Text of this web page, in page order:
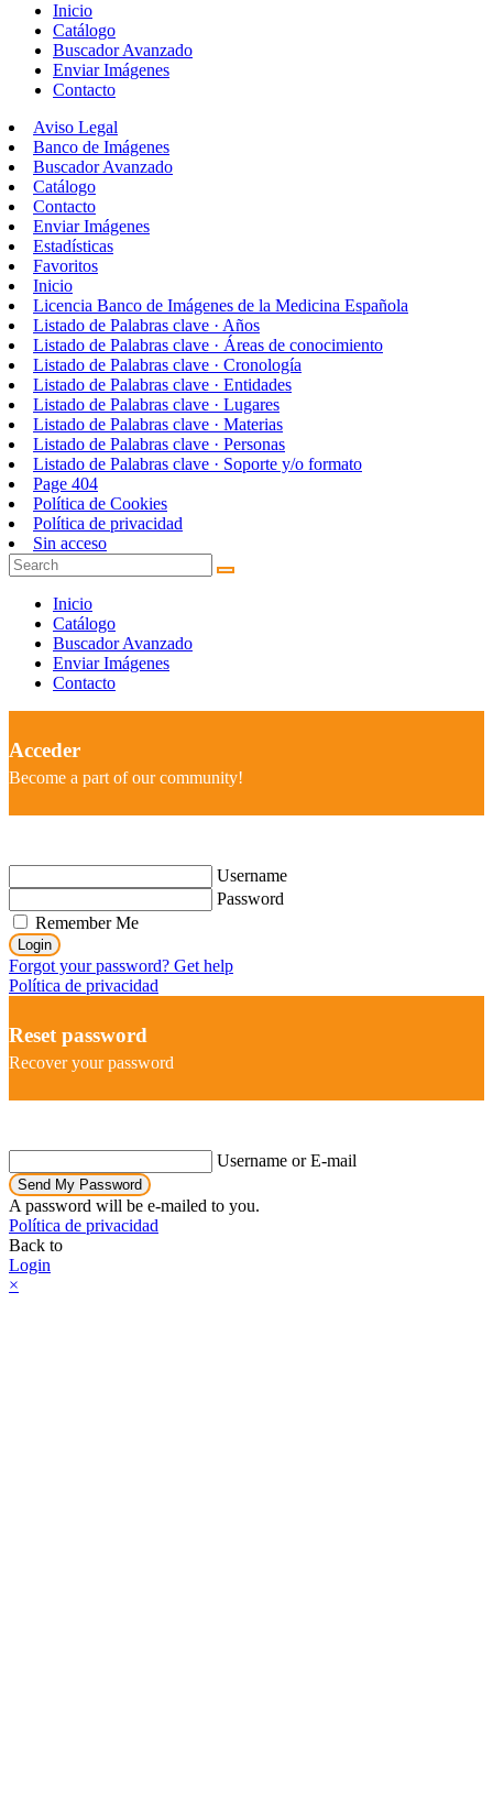
Inicio
Catálogo
Buscador Avanzado
Enviar Imágenes
Contacto
Aviso Legal
Banco de Imágenes
Buscador Avanzado
Catálogo
Contacto
Enviar Imágenes
Estadísticas
Favoritos
Inicio
Licencia Banco de Imágenes de la Medicina Española
Listado de Palabras clave · Años
Listado de Palabras clave · Áreas de conocimiento
Listado de Palabras clave · Cronología
Listado de Palabras clave · Entidades
Listado de Palabras clave · Lugares
Listado de Palabras clave · Materias
Listado de Palabras clave · Personas
Listado de Palabras clave · Soporte y/o formato
Page 404
Política de Cookies
Política de privacidad
Sin acceso
Inicio
Catálogo
Buscador Avanzado
Enviar Imágenes
Contacto
Acceder
Become a part of our community!
Username
Password
Remember Me
Login
Forgot your password? Get help
Política de privacidad
Reset password
Recover your password
Username or E-mail
Send My Password
A password will be e-mailed to you.
Política de privacidad
Back to
Login
×